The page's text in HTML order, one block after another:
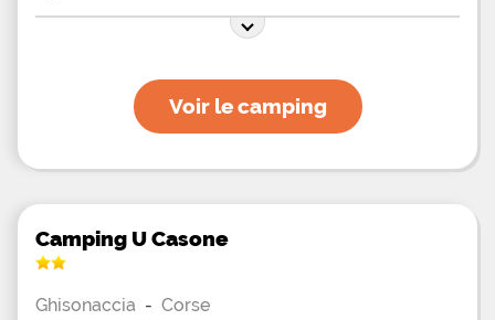
Voir le camping
Camping U Casone
Ghisonaccia - Corse